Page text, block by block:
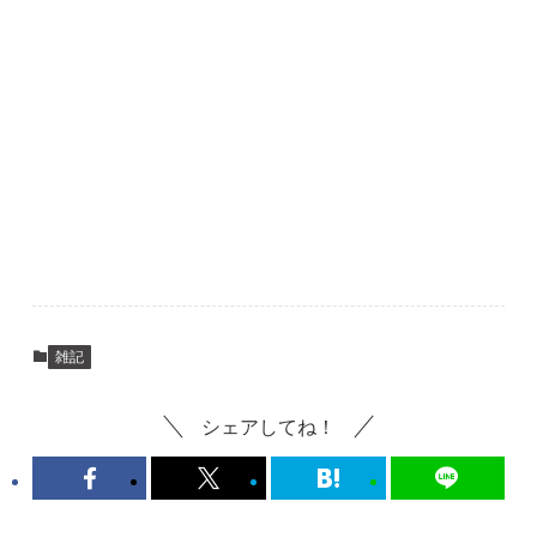
雑記
シェアしてね！